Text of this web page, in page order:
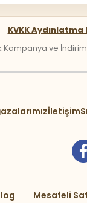
KVKK
ve
İletişim
Mesafeli